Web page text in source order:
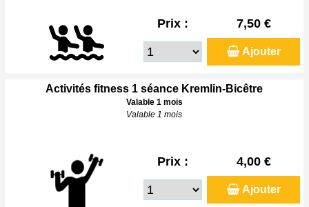
Prix : 7,50 €
Ajouter
Activités fitness 1 séance Kremlin-Bicêtre
Valable 1 mois
Valable 1 mois
Prix : 4,00 €
Ajouter